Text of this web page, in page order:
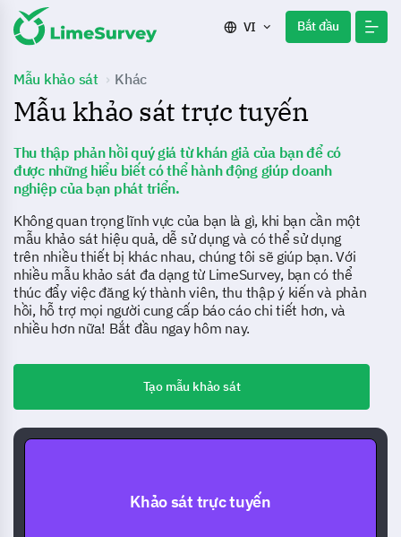
VI Bắt đầu
Mẫu khảo sát Khác
Mẫu khảo sát trực tuyến
Thu thập phản hồi quý giá từ khán giả của bạn để có
được những hiểu biết có thể hành động giúp doanh
nghiệp của bạn phát triển.
Không quan trọng lĩnh vực của bạn là gì, khi bạn cần một
mẫu khảo sát hiệu quả, dễ sử dụng và có thể sử dụng
trên nhiều thiết bị khác nhau, chúng tôi sẽ giúp bạn. Với
nhiều mẫu khảo sát đa dạng từ LimeSurvey, bạn có thể
thúc đẩy việc đăng ký thành viên, thu thập ý kiến và phản
hồi, hỗ trợ mọi người cung cấp báo cáo chi tiết hơn, và
nhiều hơn nữa! Bắt đầu ngay hôm nay.
Tạo mẫu khảo sát
Khảo sát trực tuyến